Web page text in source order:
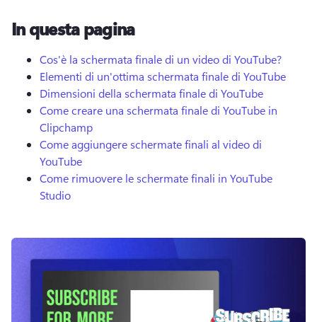
Provalo gratuitamente
In questa pagina
Cos'è la schermata finale di un video di YouTube?
Elementi di un'ottima schermata finale di YouTube
Dimensioni della schermata finale di YouTube
Come creare una schermata finale di YouTube in
Clipchamp
Come aggiungere schermate finali al video di
YouTube
Come rimuovere le schermate finali in YouTube
Studio